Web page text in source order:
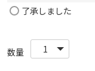
了承しました